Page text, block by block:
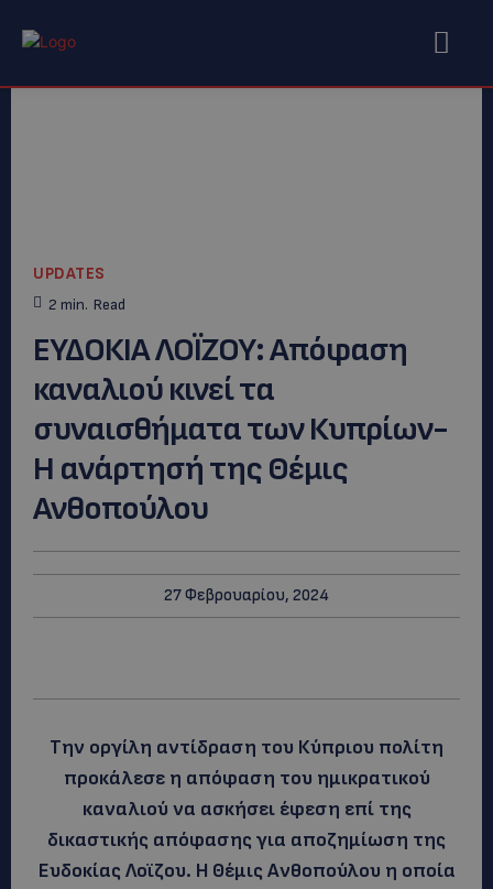
UPDATES
2 min. Read
ΕΥΔΟΚΙΑ ΛΟΪΖΟΥ: Απόφαση
καναλιού κινεί τα
συναισθήματα των Κυπρίων-
Η ανάρτησή της Θέμις
Ανθοπούλου
27 Φεβρουαρίου, 2024
Την οργίλη αντίδραση του Κύπριου πολίτη
προκάλεσε η απόφαση του ημικρατικού
καναλιού να ασκήσει έφεση επί της
δικαστικής απόφασης για αποζημίωση της
Ευδοκίας Λοϊζου. Η Θέμις Ανθοπούλου η οποία